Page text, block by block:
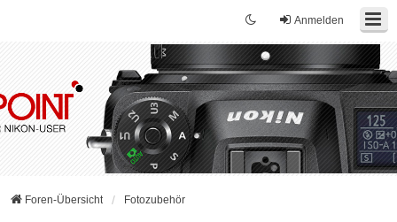
Anmelden
Foren-Übersicht Fotozubehör